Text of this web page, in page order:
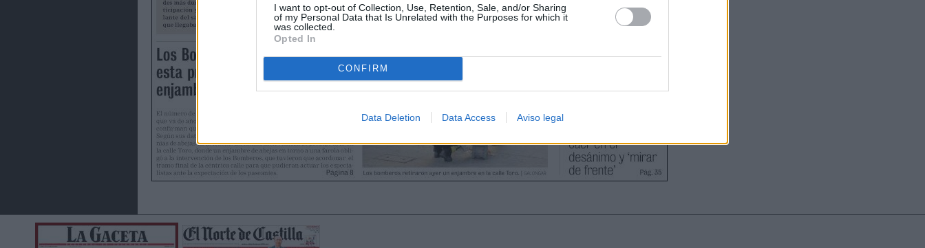
I want to opt-out of Collection, Use, Retention, Sale, and/or Sharing
of my Personal Data that Is Unrelated with the Purposes for which it
was collected.
Opted In
CONFIRM
Data Deletion Data Access Aviso legal